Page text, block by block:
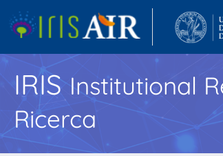
IRISInstitutional
Ricerca